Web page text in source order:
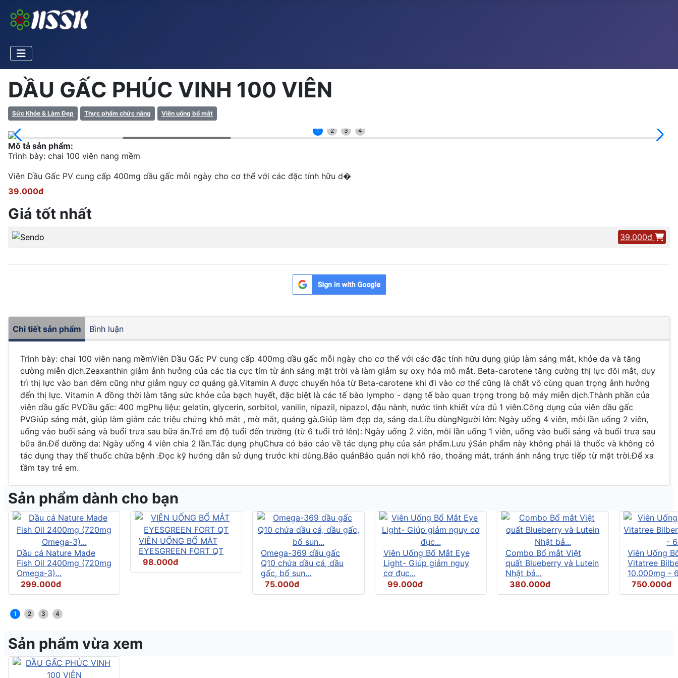
DẦU GẤC PHÚC VINH 100 VIÊN
Sức Khỏe & Làm Đẹp Thực phẩm chức năng Viên uống bổ mắt
1 2 3 4
Mô tả sản phẩm:
Trình bày: chai 100 viên nang mềm
Viên Dầu Gấc PV cung cấp 400mg dầu gấc mỗi ngày cho cơ thể với các đặc tính hữu d�
39.000đ
Giá tốt nhất
39.000đ
Chi tiết sản phẩm Bình luận
Trình bày: chai 100 viên nang mềmViên Dầu Gấc PV cung cấp 400mg dầu gấc mỗi ngày cho cơ thể với các đặc tính hữu dụng giúp làm sáng mắt, khỏe da và tăng
cường miễn dịch.Zeaxanthin giảm ảnh hưởng của các tia cực tím từ ánh sáng mặt trời và làm giảm sự oxy hóa mô mắt. Beta-carotene tăng cường thị lực đôi mắt, duy
trì thị lực vào ban đêm cũng như giảm nguy cơ quáng gà.Vitamin A được chuyển hóa từ Beta-carotene khi đi vào cơ thể cũng là chất vô cùng quan trọng ảnh hưởng
đến thị lực. Vitamin A đồng thời làm tăng sức khỏe của bạch huyết, đặc biệt là các tế bào lympho - dạng tế bào quan trọng trong bộ máy miễn dịch.Thành phần của
viên dầu gấc PVDầu gấc: 400 mgPhụ liệu: gelatin, glycerin, sorbitol, vanilin, nipazil, nipazol, đậu nành, nước tinh khiết vừa đủ 1 viên.Công dụng của viên dầu gấc
PVGiúp sáng mắt, giúp làm giảm các triệu chứng khô mắt , mờ mắt, quáng gà.Giúp làm đẹp da, sáng da.Liều dùngNgười lớn: Ngày uống 4 viên, mỗi lần uống 2 viên,
uống vào buổi sáng và buổi trưa sau bữa ăn.Trẻ em độ tuổi đến trường (từ 6 tuổi trở lên): Ngày uống 2 viên, mỗi lần uống 1 viên, uống vào buổi sáng và buổi trưa sau
bữa ăn.Để dưỡng da: Ngày uống 4 viên chia 2 lần.Tác dụng phụChưa có báo cáo về tác dụng phụ của sản phẩm.Lưu ýSản phẩm này không phải là thuốc và không có
tác dụng thay thế thuốc chữa bệnh .Đọc kỹ hướng dẫn sử dụng trước khi dùng.Bảo quảnBảo quản nơi khô ráo, thoáng mát, tránh ánh nắng trực tiếp từ mặt trời.Để xa
tầm tay trẻ em.
Sản phẩm dành cho bạn
Dầu cá Nature Made
Fish Oil 2400mg (720mg
Omega-3)...
299.000đ
VIÊN UỐNG BỔ MẮT
EYESGREEN FORT QT
98.000đ
Omega-369 dầu gấc
Q10 chứa dầu cá, dầu
gấc, bổ sun...
75.000đ
Viên Uống Bổ Mắt Eye
Light- Giúp giảm nguy
cơ đục...
99.000đ
Combo Bổ mắt Việt
quất Blueberry và Lutein
Nhật bả...
380.000đ
Viên Uống
Vitatree
10.000mg -
750.000đ
1 2 3 4
Sản phẩm vừa xem